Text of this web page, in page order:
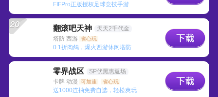
FIFPro正版授权足球竞技手游
翻滚吧天神
天天2千代金
塔防 西游 省心玩
0.1折肉鸽，爆火西游休闲塔防
零界战区
SP伏黑惠返场
卡牌 动漫 可加速 省心玩
送1000连抽免费自选，轻松爽玩